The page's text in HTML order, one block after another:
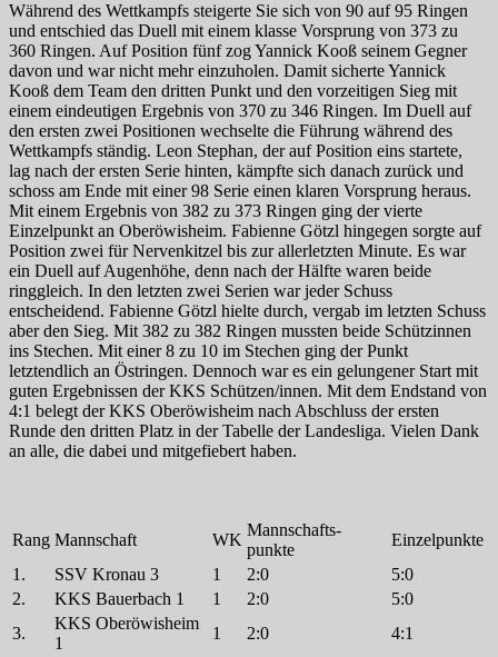
Während des Wettkampfs steigerte Sie sich von 90 auf 95 Ringen
und entschied das Duell mit einem klasse Vorsprung von 373 zu
360 Ringen. Auf Position fünf zog Yannick Kooß seinem Gegner
davon und war nicht mehr einzuholen. Damit sicherte Yannick
Kooß dem Team den dritten Punkt und den vorzeitigen Sieg mit
einem eindeutigen Ergebnis von 370 zu 346 Ringen. Im Duell auf
den ersten zwei Positionen wechselte die Führung während des
Wettkampfs ständig. Leon Stephan, der auf Position eins startete,
lag nach der ersten Serie hinten, kämpfte sich danach zurück und
schoss am Ende mit einer 98 Serie einen klaren Vorsprung heraus.
Mit einem Ergebnis von 382 zu 373 Ringen ging der vierte
Einzelpunkt an Oberöwisheim. Fabienne Götzl hingegen sorgte auf
Position zwei für Nervenkitzel bis zur allerletzten Minute. Es war
ein Duell auf Augenhöhe, denn nach der Hälfte waren beide
ringgleich. In den letzten zwei Serien war jeder Schuss
entscheidend. Fabienne Götzl hielte durch, vergab im letzten Schuss
aber den Sieg. Mit 382 zu 382 Ringen mussten beide Schützinnen
ins Stechen. Mit einer 8 zu 10 im Stechen ging der Punkt
letztendlich an Östringen. Dennoch war es ein gelungener Start mit
guten Ergebnissen der KKS Schützen/innen. Mit dem Endstand von
4:1 belegt der KKS Oberöwisheim nach Abschluss der ersten
Runde den dritten Platz in der Tabelle der Landesliga. Vielen Dank
an alle, die dabei und mitgefiebert haben.
Rang Mannschaft WK
Mannschafts-
punkte
Einzelpunkte
1.
SSV Kronau 3 1 2:0
5:0
2.
KKS Bauerbach 1 1 2:0
5:0
3.
KKS Oberöwisheim
1
1 2:0
4:1